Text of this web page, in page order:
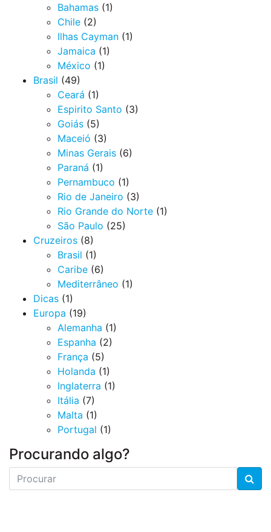
Bahamas (1)
Chile (2)
Ilhas Cayman (1)
Jamaica (1)
México (1)
Brasil (49)
Ceará (1)
Espirito Santo (3)
Goiás (5)
Maceió (3)
Minas Gerais (6)
Paraná (1)
Pernambuco (1)
Rio de Janeiro (3)
Rio Grande do Norte (1)
São Paulo (25)
Cruzeiros (8)
Brasil (1)
Caribe (6)
Mediterrâneo (1)
Dicas (1)
Europa (19)
Alemanha (1)
Espanha (2)
França (5)
Holanda (1)
Inglaterra (1)
Itália (7)
Malta (1)
Portugal (1)
Procurando algo?